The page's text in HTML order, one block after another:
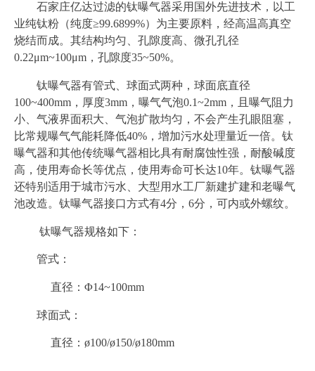
石家庄亿达过滤的钛曝气器采用国外先进技术，以工
业纯钛粉（纯度≥99.6899%）为主要原料，经高温高真空
烧结而成。其结构均匀、孔隙度高、微孔孔径
0.22μm~100μm，孔隙度35~50%。
钛曝气器有管式、球面式两种，球面底直径
100~400mm，厚度3mm，曝气气泡0.1~2mm，且曝气阻力
小、气液界面积大、气泡扩散均匀，不会产生孔眼阻塞，
比常规曝气气能耗降低40%，增加污水处理量近一倍。钛
曝气器和其他传统曝气器相比具有耐腐蚀性强，耐酸碱度
高，使用寿命长等优点，使用寿命可长达10年。钛曝气器
还特别适用于城市污水、大型用水工厂新建扩建和老曝气
池改造。钛曝气器接口方式有4分，6分，可内或外螺纹。
钛曝气器规格如下：
管式：
直径：Φ14~100mm
球面式：
直径：ø100/ø150/ø180mm